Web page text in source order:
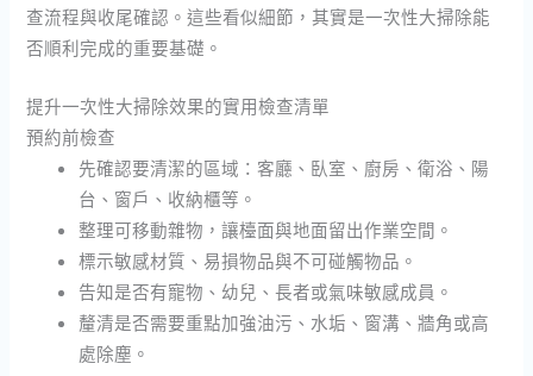
查流程與收尾確認。這些看似細節，其實是一次性大掃除能
否順利完成的重要基礎。
提升一次性大掃除效果的實用檢查清單
預約前檢查
先確認要清潔的區域：客廳、臥室、廚房、衛浴、陽
台、窗戶、收納櫃等。
整理可移動雜物，讓檯面與地面留出作業空間。
標示敏感材質、易損物品與不可碰觸物品。
告知是否有寵物、幼兒、長者或氣味敏感成員。
釐清是否需要重點加強油污、水垢、窗溝、牆角或高
處除塵。